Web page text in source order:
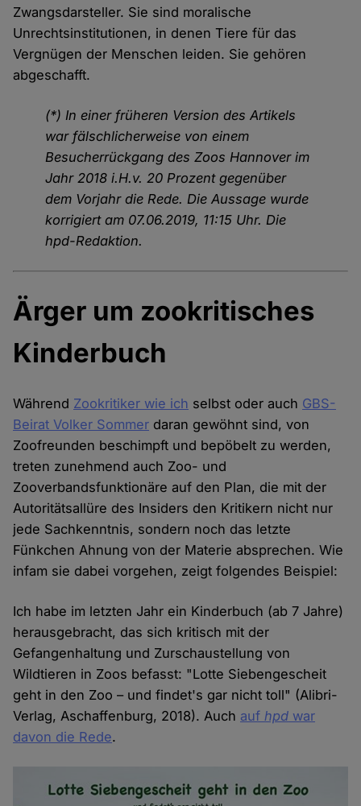
Zwangsdarsteller. Sie sind moralische
Unrechtsinstitutionen, in denen Tiere für das
Vergnügen der Menschen leiden. Sie gehören
abgeschafft.
(*) In einer früheren Version des Artikels
war fälschlicherweise von einem
Besucherrückgang des Zoos Hannover im
Jahr 2018 i.H.v. 20 Prozent gegenüber
dem Vorjahr die Rede. Die Aussage wurde
korrigiert am 07.06.2019, 11:15 Uhr. Die
hpd-Redaktion.
Ärger um zookritisches
Kinderbuch
Während Zookritiker wie ich selbst oder auch GBS-
Beirat Volker Sommer daran gewöhnt sind, von
Zoofreunden beschimpft und bepöbelt zu werden,
treten zunehmend auch Zoo- und
Zooverbandsfunktionäre auf den Plan, die mit der
Autoritätsallüre des Insiders den Kritikern nicht nur
jede Sachkenntnis, sondern noch das letzte
Fünkchen Ahnung von der Materie absprechen. Wie
infam sie dabei vorgehen, zeigt folgendes Beispiel:
Ich habe im letzten Jahr ein Kinderbuch (ab 7 Jahre)
herausgebracht, das sich kritisch mit der
Gefangenhaltung und Zurschaustellung von
Wildtieren in Zoos befasst: "Lotte Siebengescheit
geht in den Zoo – und findet's gar nicht toll" (Alibri-
Verlag, Aschaffenburg, 2018). Auch aufhpd war
davon die Rede.